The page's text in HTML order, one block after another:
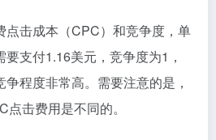
点击成本（CPC）和竞争度，单
支付1.16美元，竞争度为1，
程度非常高。需要注意的是，
击费用是不同的。